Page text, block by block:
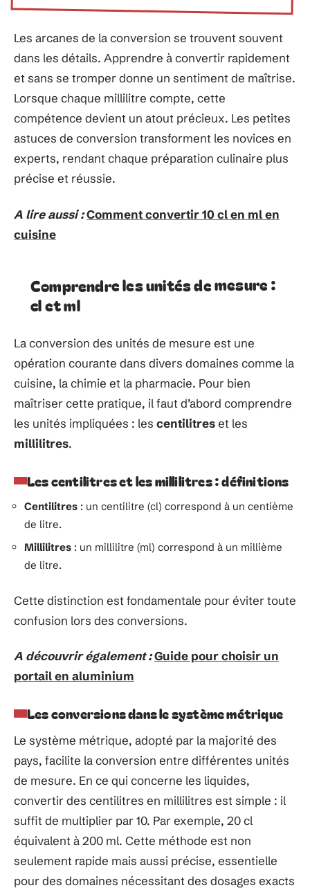
Les arcanes de la conversion se trouvent souvent
dans les détails. Apprendre à convertir rapidement
et sans se tromper donne un sentiment de maîtrise.
Lorsque chaque millilitre compte, cette
compétence devient un atout précieux. Les petites
astuces de conversion transforment les novices en
experts, rendant chaque préparation culinaire plus
précise et réussie.
A lire aussi :Comment convertir 10 cl en ml en
cuisine
Comprendre les unités de mesure :
cl et ml
La conversion des unités de mesure est une
opération courante dans divers domaines comme la
cuisine, la chimie et la pharmacie. Pour bien
maîtriser cette pratique, il faut d’abord comprendre
les unités impliquées : les centilitreset les
millilitres.
Les centilitres et les millilitres : définitions
Centilitres : un centilitre (cl) correspond à un centième
de litre.
Millilitres : un millilitre (ml) correspond à un millième
de litre.
Cette distinction est fondamentale pour éviter toute
confusion lors des conversions.
A découvrir également :Guide pour choisir un
portail en aluminium
Les conversions dans le système métrique
Le système métrique, adopté par la majorité des
pays, facilite la conversion entre différentes unités
de mesure. En ce qui concerne les liquides,
convertir des centilitres en millilitres est simple : il
suffit de multiplier par 10. Par exemple, 20 cl
équivalent à 200 ml. Cette méthode est non
seulement rapide mais aussi précise, essentielle
pour des domaines nécessitant des dosages exacts